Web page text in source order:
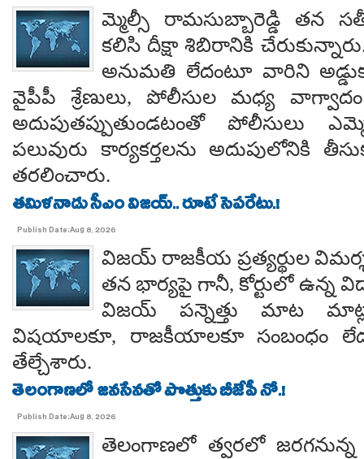
మ్మెల్సీ రామసుబ్బారెడ్డి తన
కలిసి దీక్షా శిబిరానికి
అనుమతి లేదంటూ వారిని
వైపీపీ శ్రేణులు, పోలీసుల మధ్య వాగ్వాదం
అదుపుతప్పుతుండటంతో పోలీసులు
పలువురు కార్యకర్తలను అదుపులోనికి
తరలించారు.
తమిళనాడు సీఎం విజయ్.. రూటే సెపరేటు.!
Publish Date:Aug 8, 2026
విజయ్ రాజకీయ ప్రత్యర్థుల
తన భార్యపై గానీ, కోర్టులో ఉన్న
విజయ్ పన్నెత్తు మాట
విషయాలకూ, రాజకీయాలకూ సంబంధం
తేల్చేశారు.
తెలంగాణలో జనసేనతో పొత్తుకు బీజేపీ నో.!
Publish Date:Aug 8, 2026
తెలంగాణలో త్వరలో